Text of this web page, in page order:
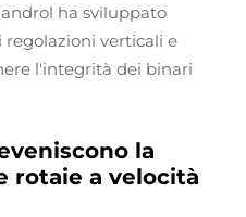
ha sviluppato
regolazioni verticali e
l'integrità dei binari
la
rotaie a velocità